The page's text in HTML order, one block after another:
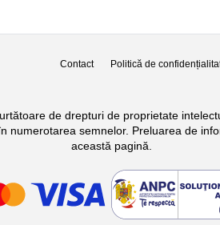
Contact Politică de
de drepturi de proprietate
semnelor. Preluarea de
această pagină.